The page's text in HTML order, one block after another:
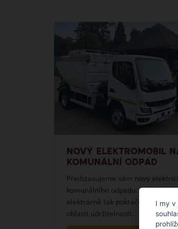
NOVÝ ELEKTROMOBIL
KOMUNÁLNÍ ODPAD
Představujeme vám nový
komunálního odpadu. Po
elektrárně tak pokračujeme
oblasti udržitelnosti.
I my v